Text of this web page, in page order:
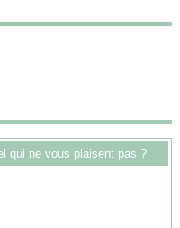
qui ne vous plaisent pas ?